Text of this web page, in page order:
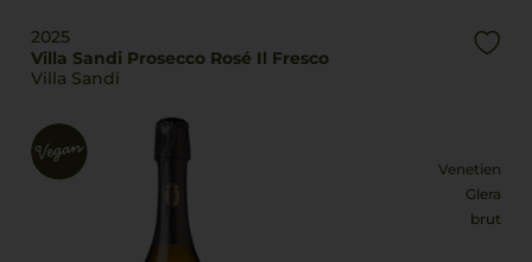
Trinktemperatur
8 °C
11 % Vol.
0,75 L
2025
Villa Sandi Prosecco Rosé Il Fresco
Villa Sandi
Venetien
Glera
brut